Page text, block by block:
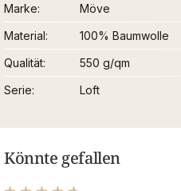
Marke
Möve
Material
100% Baumwolle
Qualität
550 g/qm
Serie
Loft
Könnte gefallen